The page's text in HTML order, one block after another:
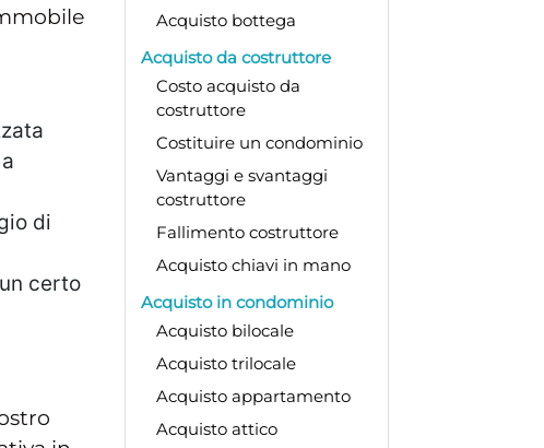
di
certo
Acquisto bottega
Acquisto da costruttore
Costo acquisto da
costruttore
Costituire un condominio
Vantaggi e svantaggi
costruttore
Fallimento costruttore
Acquisto chiavi in mano
Acquisto in condominio
Acquisto bilocale
Acquisto trilocale
Acquisto appartamento
Acquisto attico